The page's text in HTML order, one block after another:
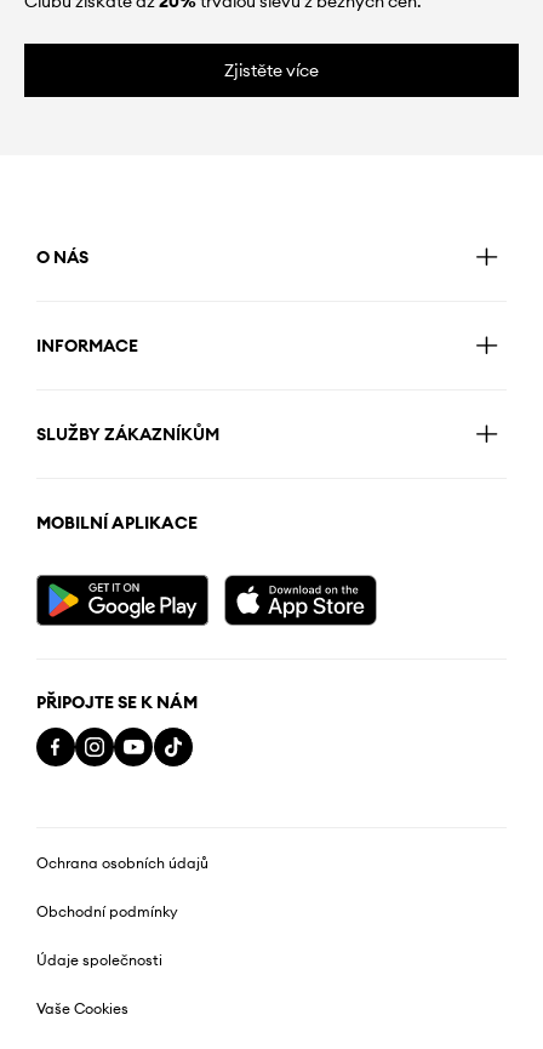
Zjistěte více
O NÁS
INFORMACE
SLUŽBY ZÁKAZNÍKŮM
MOBILNÍ APLIKACE
PŘIPOJTE SE K NÁM
Ochrana osobních údajů
Obchodní podmínky
Údaje společnosti
Vaše Cookies